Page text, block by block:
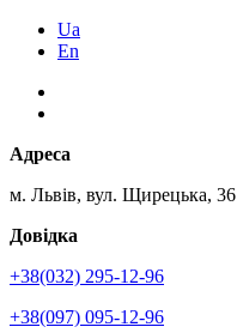
Ua
En
Адреса
м. Львів, вул. Щирецька, 36
Довідка
+38(032) 295-12-96
+38(097) 095-12-96